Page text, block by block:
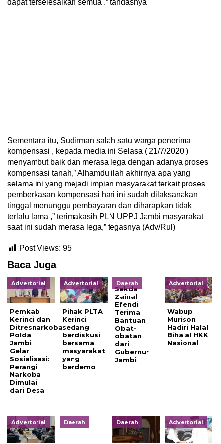
dapat terselesaikan semua .” tandasnya
Sementara itu, Sudirman salah satu warga penerima
kompensasi , kepada media ini Selasa ( 21/7/2020 )
menyambut baik dan merasa lega dengan adanya proses
kompensasi tanah,” Alhamdulilah akhirnya apa yang
selama ini yang mejadi impian masyarakat terkait proses
pemberkasan kompensasi hari ini sudah dilaksanakan
tinggal menunggu pembayaran dan diharapkan tidak
terlalu lama ,” terimakasih PLN UPPJ Jambi masyarakat
saat ini sudah merasa lega,” tegasnya (Adv/Rul)
Post Views: 95
Baca Juga
Advertorial
Pemkab
Kerinci dan
Ditresnarkoba
Polda
Jambi
Gelar
Sosialisasi:
Perangi
Narkoba
Dimulai
dari Desa
Advertorial
Pihak PLTA
Kerinci
sedang
berdiskusi
bersama
masyarakat
yang
berdemo
Daerah
Sekda
Zainal
Efendi
Terima
Bantuan
Obat-
obatan
dari
Gubernur
Jambi
Advertorial
Wabup
Murison
Hadiri Halal
Bihalal HKK
Nasional
Advertorial Daerah Daerah Advertorial